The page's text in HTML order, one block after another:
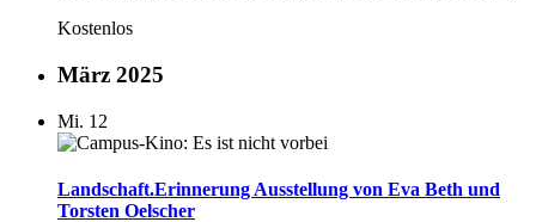
Kostenlos
März 2025
Mi. 12
Landschaft.Erinnerung Ausstellung von Eva Beth und
Torsten Oelscher